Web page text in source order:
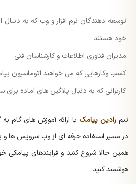
توسعه دهندگان نرم افزار و وب که به
خود هستند
مدیران فناوری اطلاعات و کارشناسان فنی
کسب وکارهایی که می خواهند اتوماسیون
کاربرانی که به دنبال پلاگین های آماده
تیم رادین پیامک با ارائه آموزش های گام
در مسیر استفاده حرفه ای از وب سرویس ها و
همین حالا شروع کنید و فرایندهای پیامکی
هوشمند کنید.